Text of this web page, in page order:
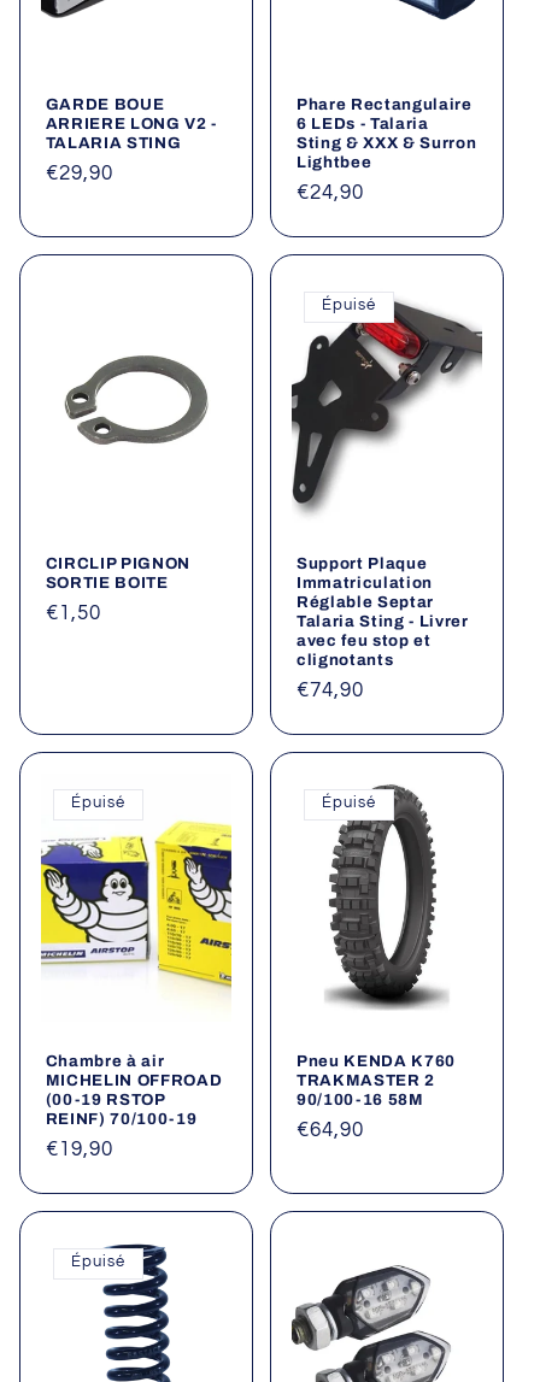
GARDE BOUE
ARRIERE LONG V2 -
TALARIA STING
Prix
€29,90
Phare Rectangulaire
6 LEDs - Talaria
Sting & XXX & Surron
Lightbee
Prix
€24,90
CIRCLIP PIGNON
SORTIE BOITE
Prix
€1,50
Épuisé
Support Plaque
Immatriculation
Réglable Septar
Talaria Sting - Livrer
avec feu stop et
clignotants
Prix
€74,90
Épuisé
Chambre à air
MICHELIN OFFROAD
(00-19 RSTOP
REINF) 70/100-19
Prix
€19,90
Épuisé
Pneu KENDA K760
TRAKMASTER 2
90/100-16 58M
Prix
€64,90
Épuisé